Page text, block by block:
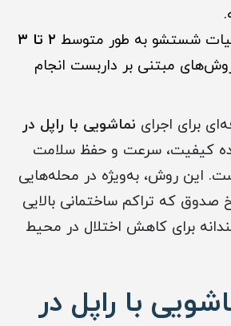
شستشو به طور متوسط
۲ تا ۳
مبتنی بر داربست انجام
برای اجرای نماشویی با راپل در
کیفیت، سرعت و حفظ سلامت
این روش، به‌ویژه در محله‌هایی
صدوق که تراکم ساختمانی بالایی
برای کاهش اختلال در محیط
با راپل در